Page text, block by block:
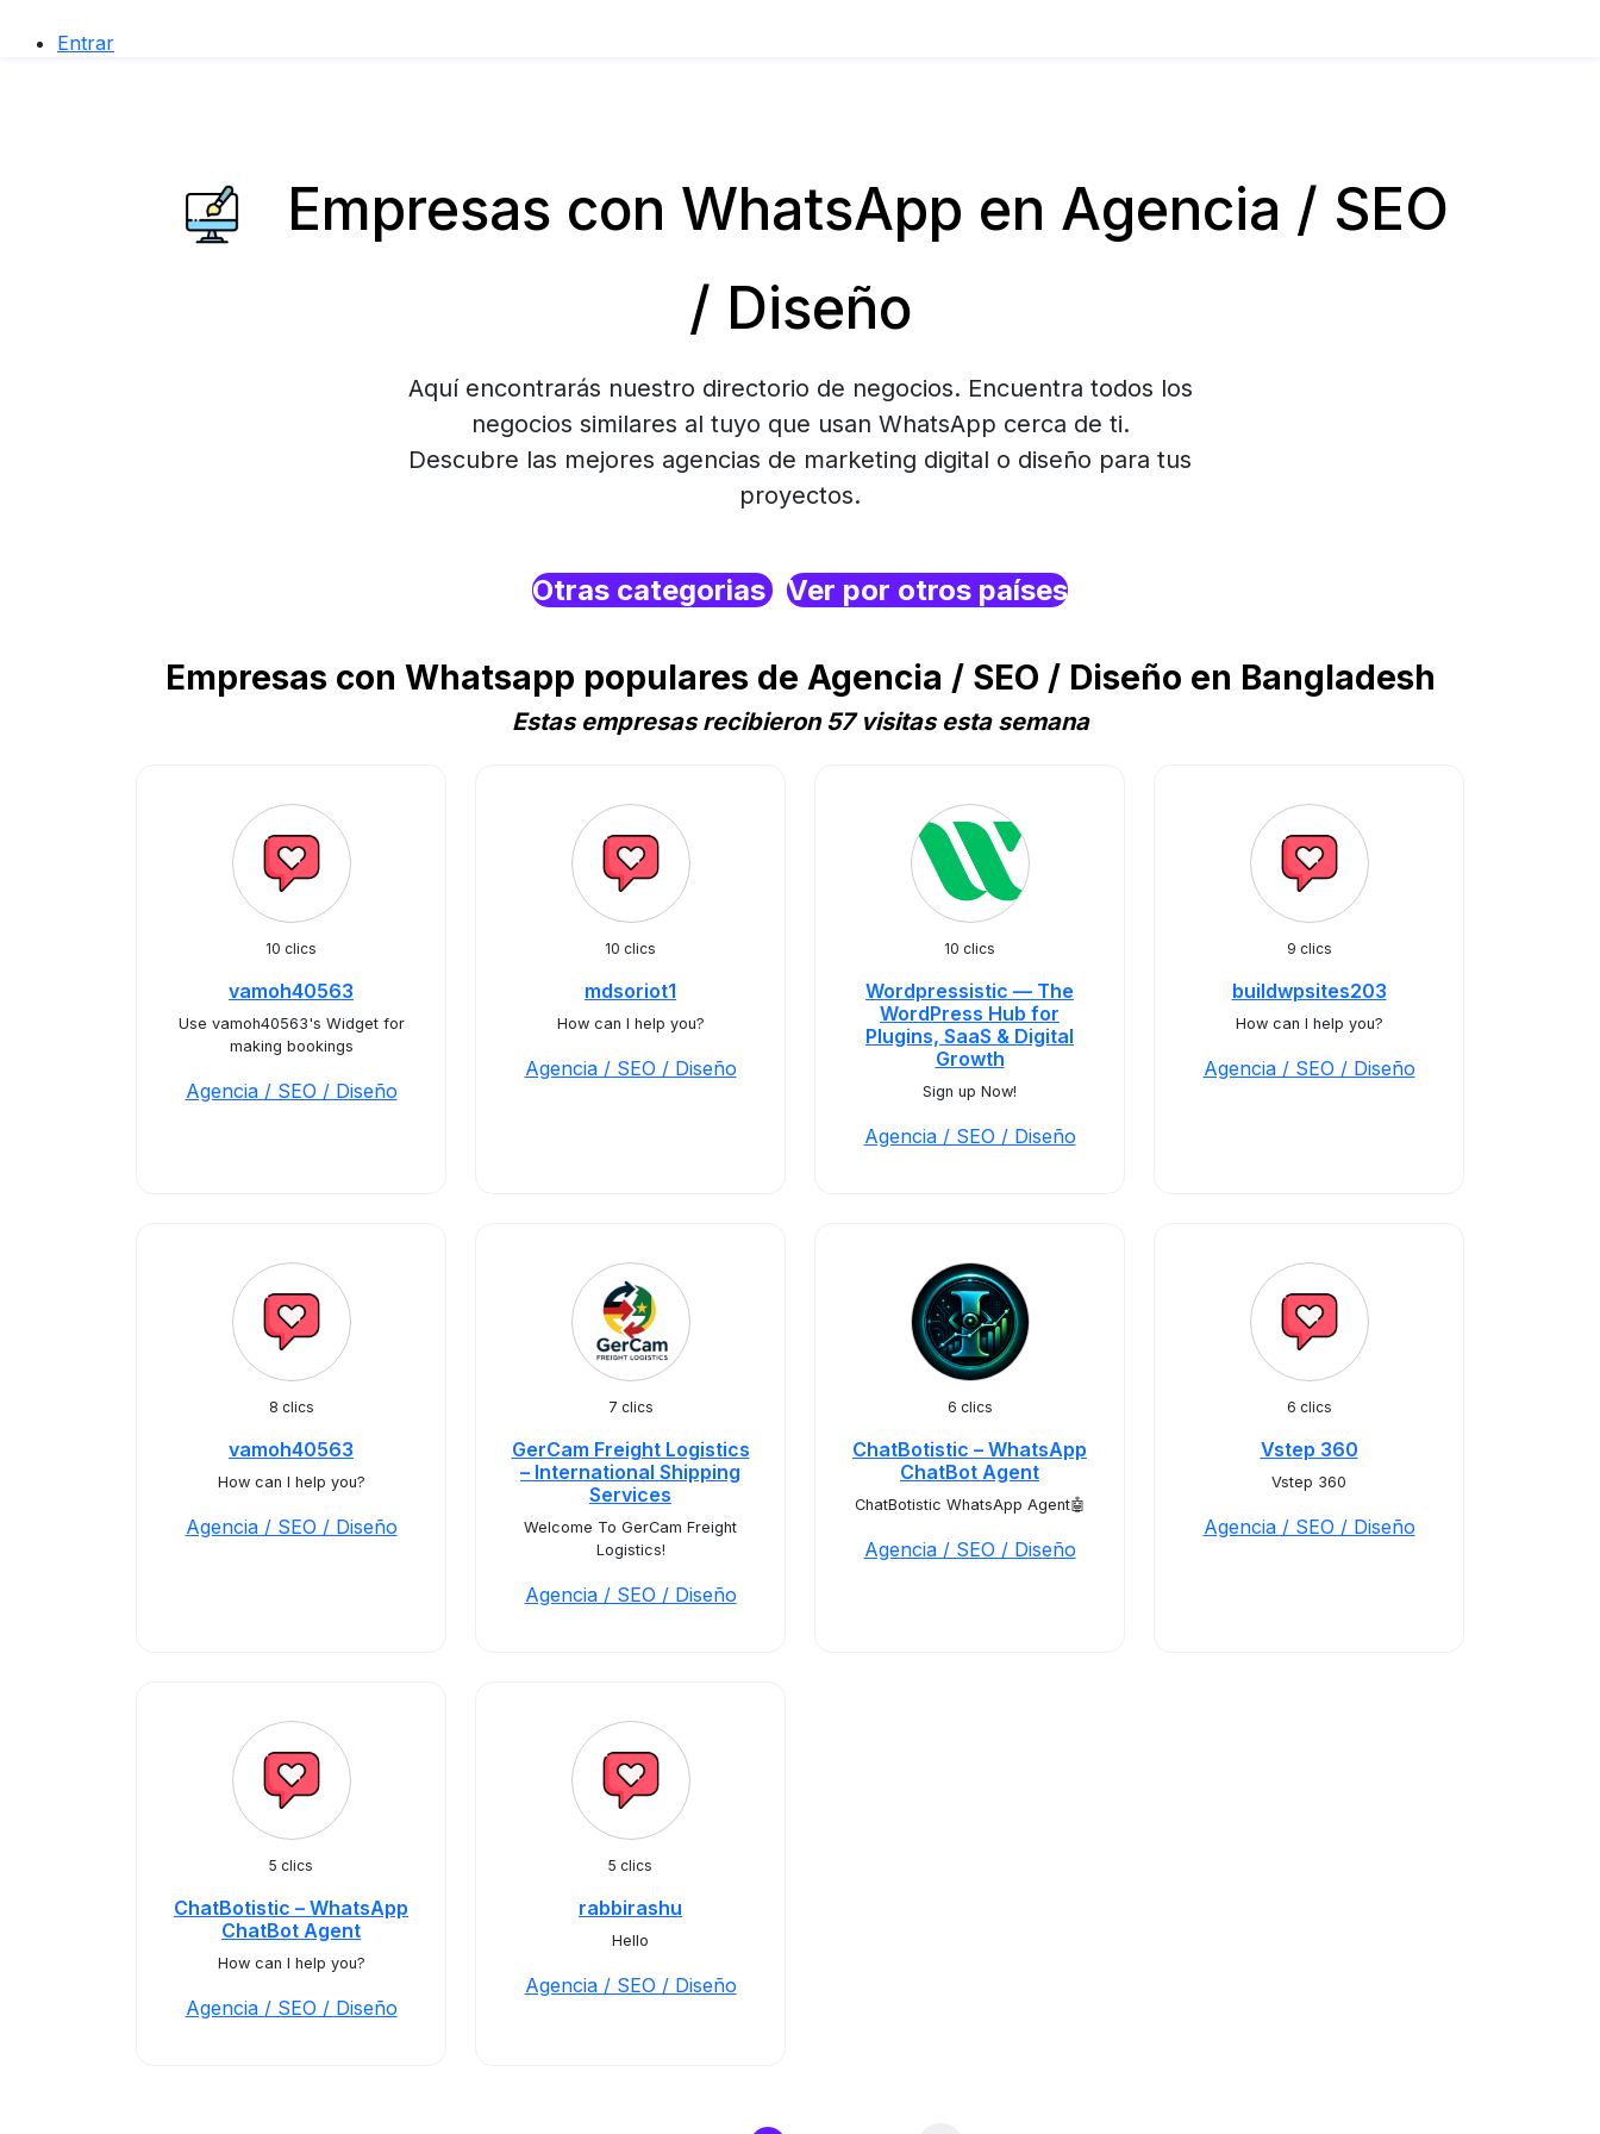
Entrar
Empresas con WhatsApp en Agencia / SEO
/ Diseño
Aquí encontrarás nuestro directorio de negocios. Encuentra todos los
negocios similares al tuyo que usan WhatsApp cerca de ti.
Descubre las mejores agencias de marketing digital o diseño para tus
proyectos.
Otras categorias Ver por otros países
Empresas con Whatsapp populares de Agencia / SEO / Diseño en Bangladesh
Estas empresas recibieron 57 visitas esta semana
10 clics
vamoh40563
Use vamoh40563's Widget for
making bookings
Agencia / SEO / Diseño
10 clics
mdsoriot1
How can I help you?
Agencia / SEO / Diseño
10 clics
Wordpressistic — The
WordPress Hub for
Plugins, SaaS & Digital
Growth
Sign up Now!
Agencia / SEO / Diseño
9 clics
buildwpsites203
How can I help you?
Agencia / SEO / Diseño
8 clics
vamoh40563
How can I help you?
Agencia / SEO / Diseño
7 clics
GerCam Freight Logistics
– International Shipping
Services
Welcome To GerCam Freight
Logistics!
Agencia / SEO / Diseño
6 clics
ChatBotistic – WhatsApp
ChatBot Agent
ChatBotistic WhatsApp Agent🤖
Agencia / SEO / Diseño
6 clics
Vstep 360
Vstep 360
Agencia / SEO / Diseño
5 clics
ChatBotistic – WhatsApp
ChatBot Agent
How can I help you?
Agencia / SEO / Diseño
5 clics
rabbirashu
Hello
Agencia / SEO / Diseño